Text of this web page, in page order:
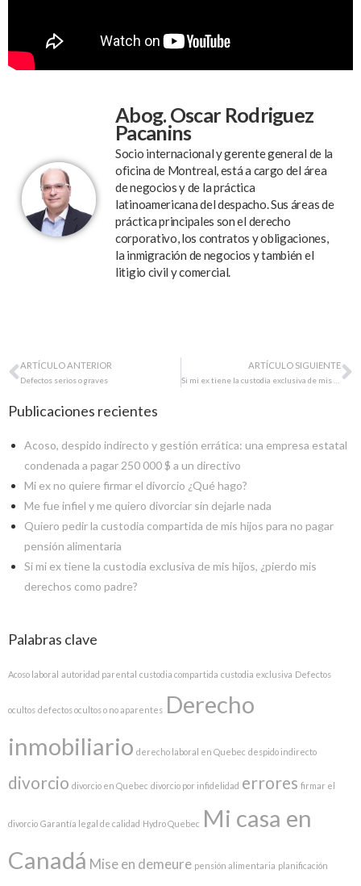
Abog. Oscar Rodriguez
Pacanins
Socio internacional y gerente general de la
oficina de Montreal, está a cargo del área
de negocios y de la práctica
latinoamericana del despacho. Sus áreas de
práctica principales son el derecho
corporativo, los contratos y obligaciones,
la inmigración de negocios y también el
litigio civil y comercial.
ARTÍCULO ANTERIOR
Defectos serios o graves
ARTÍCULO SIGUIENTE
Publicaciones recientes
Acoso, despido indirecto y gestión errática: una empresa estatal
condenada a pagar 250 000 $ a un directivo
Mi ex no quiere firmar el divorcio ¿Qué hago?
Me fue infiel y me quiero divorciar sin dejarle nada
Quiero pedir la custodia compartida de mis hijos para no pagar
pensión alimentaria
Si mi ex tiene la custodia exclusiva de mis hijos, ¿pierdo mis
derechos como padre?
Palabras clave
Acoso laboral autoridad parental custodia compartida custodia exclusiva Defectos
ocultos defectos ocultos o no aparentes Derecho
inmobiliario derecho laboral en Quebec despido indirecto
divorcio divorcio en Quebec divorcio por infidelidad errores firmar el
divorcio Garantía legal de calidad Hydro Quebec Mi casa en
Canadá Mise en demeure pensión alimentaria planificación